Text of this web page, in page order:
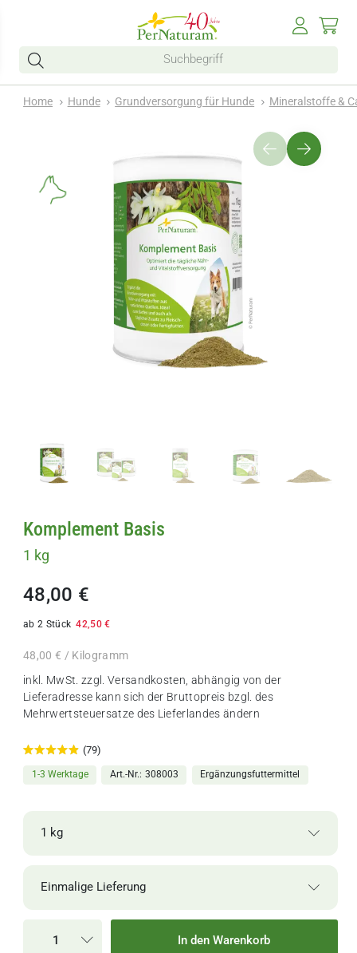
Home Hunde Grundversorgung für Hunde Mineralstoffe &
Komplement Basis
1 kg
48,00 €
48,00 € / Kilogramm
inkl. MwSt. zzgl. Versandkosten , abhängig von der
Lieferadresse kann sich der Bruttopreis bzgl. des
Mehrwertsteuersatze des Lieferlandes ändern
ab 2 Stück 42,50 €
1-3 Werktage Art.-Nr. 308003 Ergänzungsfuttermittel
(79)
1 kg
250 g 1-3 Werktage
68,00 € / Kilogramm
500 g 1-3 Werktage
58,00 € / Kilogramm
Einmalige Lieferung
In den Warenkorb